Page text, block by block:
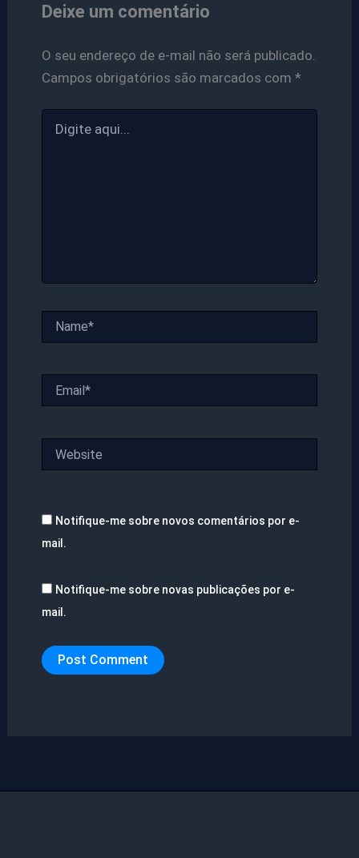
Deixe um comentário
O seu endereço de e-mail não será publicado.
Campos obrigatórios são marcados com *
aqui...
Notifique-me sobre novos comentários por e-
mail.
Notifique-me sobre novas publicações por e-
mail.